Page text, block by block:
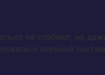
не слабеют, но
нервной